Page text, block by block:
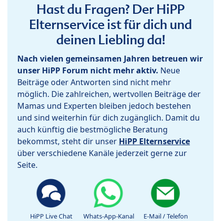
Hast du Fragen? Der HiPP
Elternservice ist für dich und
deinen Liebling da!
Nach vielen gemeinsamen Jahren betreuen wir
unser HiPP Forum nicht mehr aktiv. Neue
Beiträge oder Antworten sind nicht mehr
möglich. Die zahlreichen, wertvollen Beiträge der
Mamas und Experten bleiben jedoch bestehen
und sind weiterhin für dich zugänglich. Damit du
auch künftig die bestmögliche Beratung
bekommst, steht dir unser HiPP Elternservice
über verschiedene Kanäle jederzeit gerne zur
Seite.
HiPP Live Chat Whats-App-Kanal E-Mail / Telefon